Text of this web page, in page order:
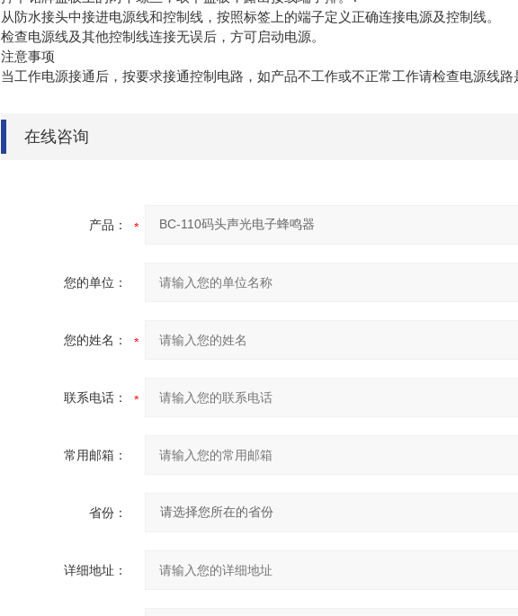
从防水接头中接进电源线和控制线，按照标签上的端子定义正确连接电源及控制线。
检查电源线及其他控制线连接无误后，方可启动电源。
注意事项
当工作电源接通后，按要求接通控制电路，如产品不工作或不正常工作请检查电源线
在线咨询
产品：
您的单位：
您的姓名：
联系电话：
常用邮箱：
省份：
详细地址：